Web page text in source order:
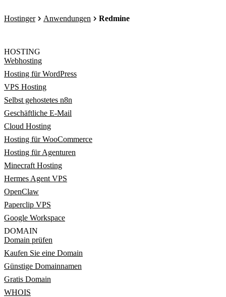
Hostinger Anwendungen Redmine
HOSTING
Webhosting
Hosting für WordPress
VPS Hosting
Selbst gehostetes n8n
Geschäftliche E-Mail
Cloud Hosting
Hosting für WooCommerce
Hosting für Agenturen
Minecraft Hosting
Hermes Agent VPS
OpenClaw
Paperclip VPS
Google Workspace
DOMAIN
Domain prüfen
Kaufen Sie eine Domain
Günstige Domainnamen
Gratis Domain
WHOIS